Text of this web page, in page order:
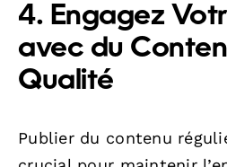
4. Engagez
avec du
Qualité
Publier du contenu